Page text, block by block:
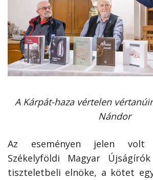
A Kárpát-haza vértelen
Nándor
Az eseményen jelen volt
Székelyföldi Magyar
tiszteletbeli elnöke, a kötet